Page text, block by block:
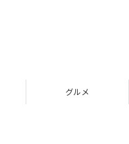
グルメ